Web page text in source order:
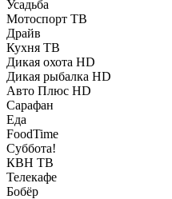
Усадьба
Мотоспорт ТВ
Драйв
Кухня ТВ
Дикая охота HD
Дикая рыбалка HD
Авто Плюс HD
Сарафан
Еда
FoodTime
Суббота!
КВН ТВ
Телекафе
Бобёр